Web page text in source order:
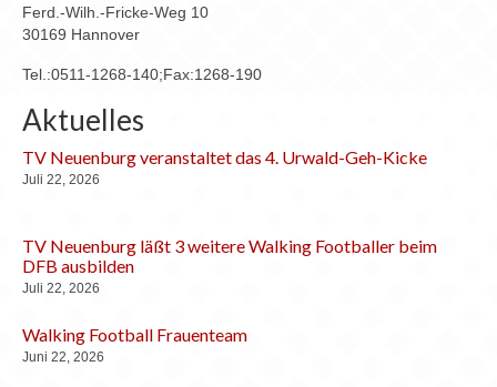
Ferd.-Wilh.-Fricke-Weg 10
30169 Hannover
Tel.:0511-1268-140;Fax:1268-190
Aktuelles
TV Neuenburg veranstaltet das 4. Urwald-Geh-Kicke
Juli 22, 2026
TV Neuenburg läßt 3 weitere Walking Footballer beim
DFB ausbilden
Juli 22, 2026
Walking Football Frauenteam
Juni 22, 2026